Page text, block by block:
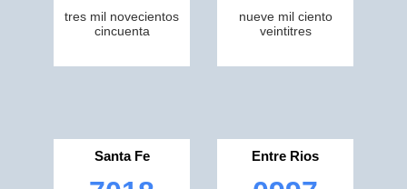
tres mil novecientos
cincuenta
nueve mil ciento
veintitres
Santa Fe Entre Rios